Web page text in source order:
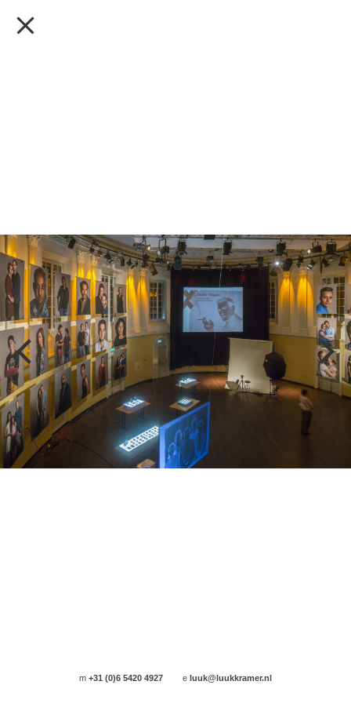
m+31 (0)6 5420 4927 e luuk@luukkramer.nl